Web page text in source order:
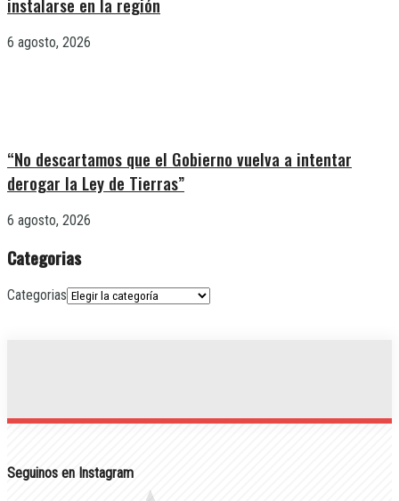
instalarse en la región
6 agosto, 2026
“No descartamos que el Gobierno vuelva a intentar
derogar la Ley de Tierras”
6 agosto, 2026
Categorias
Categorias
Seguinos en Instagram